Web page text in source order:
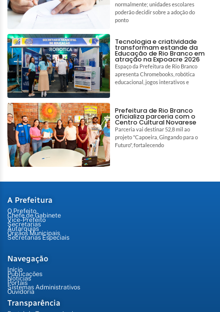
normalmente; unidades escolares
poderão decidir sobre a adoção do
ponto
Tecnologia e criatividade
transformam estande da
Educação de Rio Branco em
atração na Expoacre 2026
Espaço da Prefeitura de Rio Branco
apresenta Chromebooks, robótica
educacional, jogos interativos e
Prefeitura de Rio Branco
oficializa parceria com o
Centro Cultural Novarese
Parceria vai destinar 52,8 mil ao
projeto "Capoeira, Gingando para o
Futuro", fortalecendo
A Prefeitura
O Prefeito
Chefe de Gabinete
Vice-Prefeito
Secretarias
Autarquias
Órgãos Municipais
Secretarias Especiais
Navegação
Início
Publicações
Notícias
Portais
Sistemas Administrativos
Ouvidoria
Transparência